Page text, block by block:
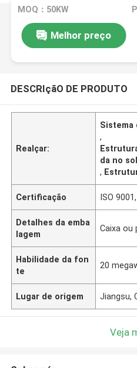
MOQ：50KW
Melhor preço
DESCRIçãO DE PRODUTO
Realçar:
Sistema
,
da no
,
Certificação ISO
Detalhes da emba
lagem
Caixa ou
Habilidade da fon
te
20
Lugar de origem Jiangsu,
Veja